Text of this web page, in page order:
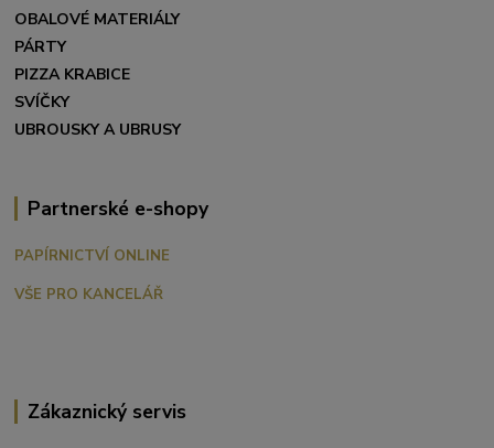
OBALOVÉ MATERIÁLY
PÁRTY
PIZZA KRABICE
SVÍČKY
UBROUSKY A UBRUSY
Partnerské e-shopy
PAPÍRNICTVÍ ONLINE
VŠE PRO KANCELÁŘ
Zákaznický servis